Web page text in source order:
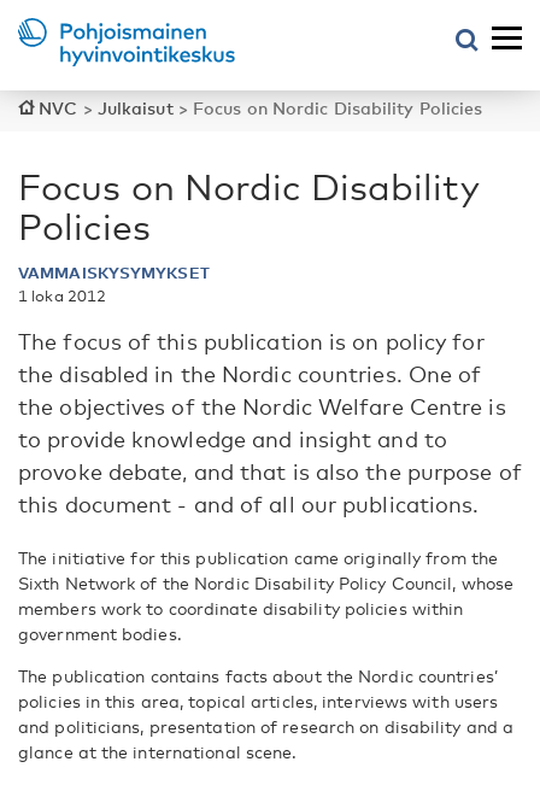
NVC > Julkaisut> Focus on Nordic Disability Policies
Focus on Nordic Disability
Policies
VAMMAISKYSYMYKSET
1 loka 2012
The focus of this publication is on policy for
the disabled in the Nordic countries. One of
the objectives of the Nordic Welfare Centre is
to provide knowledge and insight and to
provoke debate, and that is also the purpose of
this document - and of all our publications.
The initiative for this publication came originally from the
Sixth Network of the Nordic Disability Policy Council, whose
members work to coordinate disability policies within
government bodies.
The publication contains facts about the Nordic countries’
policies in this area, topical articles, interviews with users
and politicians, presentation of research on disability and a
glance at the international scene.